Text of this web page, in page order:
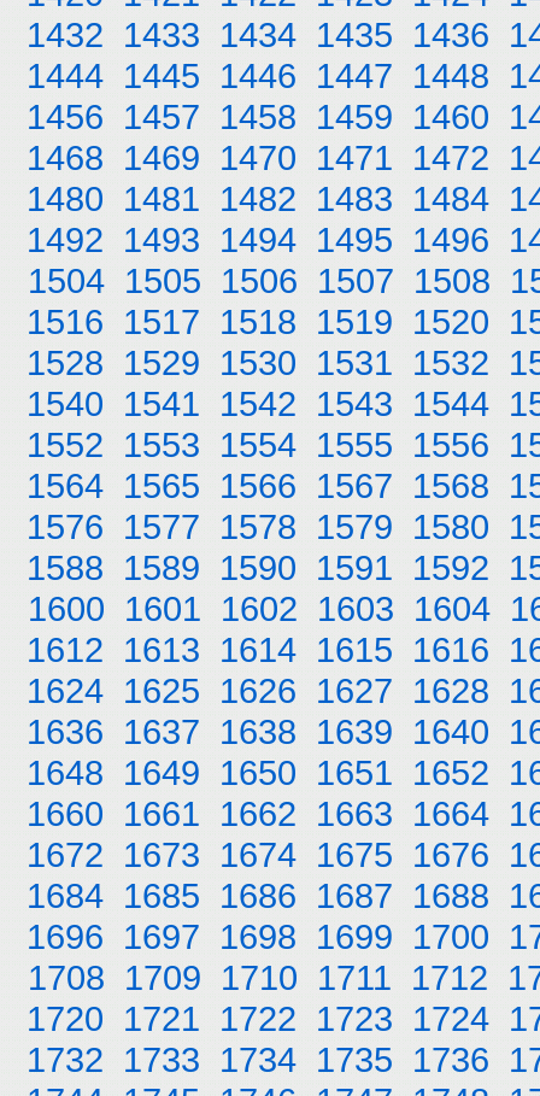
1432 1433 1434 1435 1436
1444 1445 1446 1447 1448
1456 1457 1458 1459 1460
1468 1469 1470 1471 1472
1480 1481 1482 1483 1484
1492 1493 1494 1495 1496
1504 1505 1506 1507 1508
1516 1517 1518 1519 1520
1528 1529 1530 1531 1532
1540 1541 1542 1543 1544
1552 1553 1554 1555 1556
1564 1565 1566 1567 1568
1576 1577 1578 1579 1580
1588 1589 1590 1591 1592
1600 1601 1602 1603 1604
1612 1613 1614 1615 1616
1624 1625 1626 1627 1628
1636 1637 1638 1639 1640
1648 1649 1650 1651 1652
1660 1661 1662 1663 1664
1672 1673 1674 1675 1676
1684 1685 1686 1687 1688
1696 1697 1698 1699 1700
1708 1709 1710 1711 1712
1720 1721 1722 1723 1724
1732 1733 1734 1735 1736